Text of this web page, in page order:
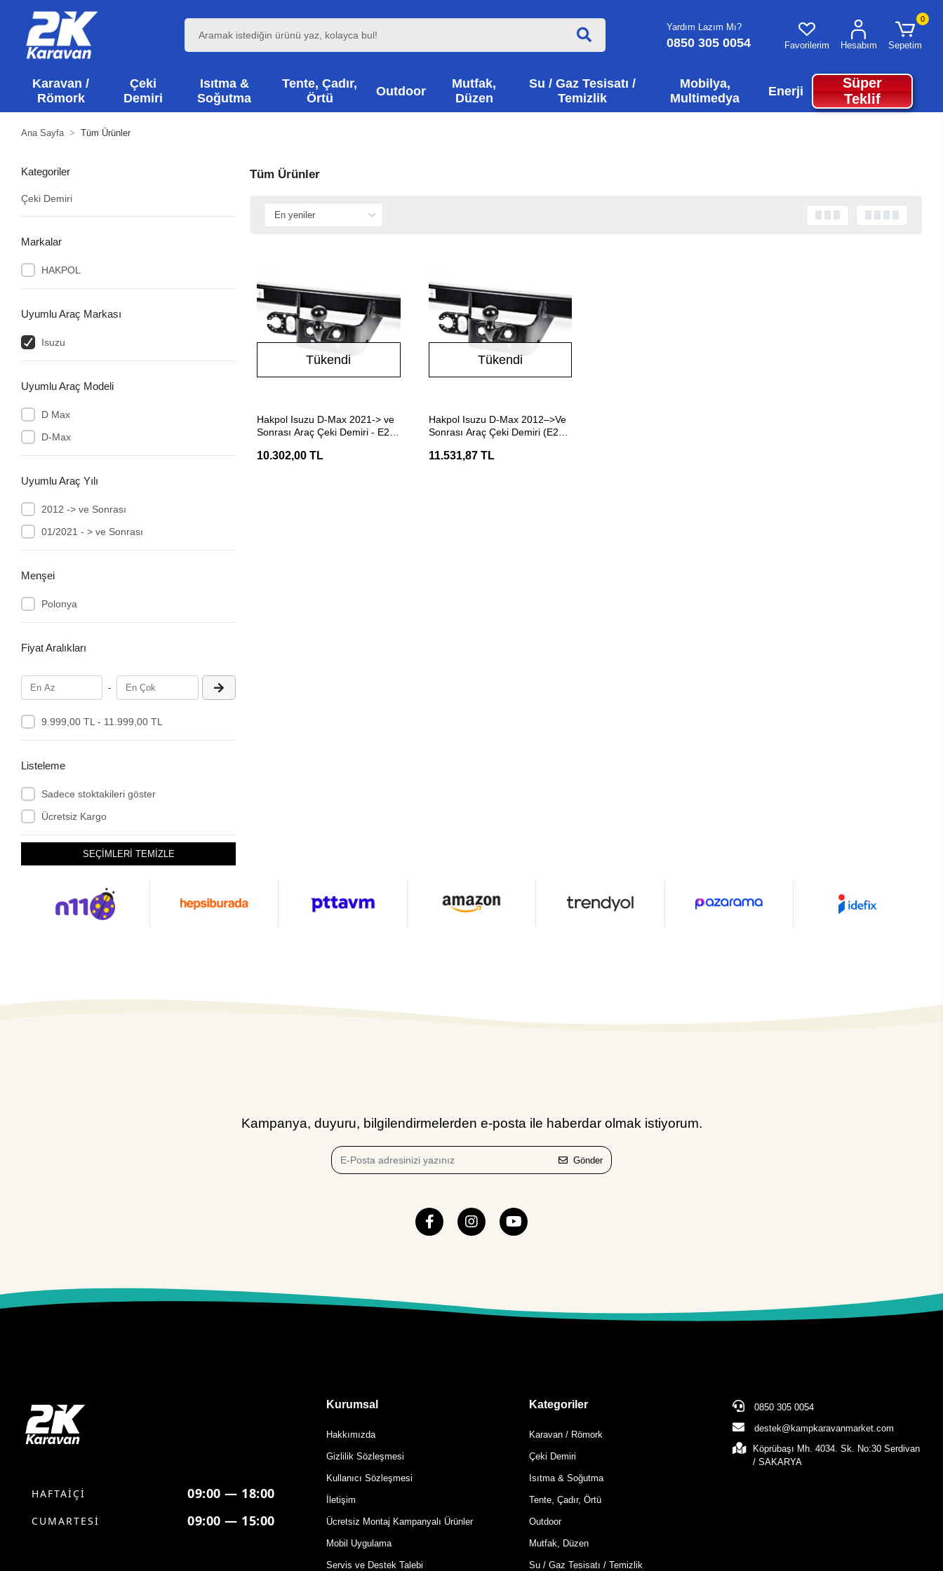
Yardım Lazım Mı?
0850 305 0054 Favorilerim Hesabım
0
Sepetim
Karavan /
Römork
Çeki
Demiri
Isıtma &
Soğutma
Tente, Çadır,
Örtü
Outdoor
Mutfak,
Düzen
Su / Gaz Tesisatı /
Temizlik
Mobilya,
Multimedya
Enerji
Süper
Teklif
Ana Sayfa Tüm Ürünler
Kategoriler
Çeki Demiri
Markalar
HAKPOL
Uyumlu Araç Markası
Isuzu
Uyumlu Araç Modeli
D Max
D-Max
Uyumlu Araç Yılı
2012 -> ve Sonrası
01/2021 - > ve Sonrası
Menşei
Polonya
Fiyat Aralıkları
-
9.999,00 TL - 11.999,00 TL
Listeleme
Sadece stoktakileri göster
Ücretsiz Kargo
SEÇİMLERİ TEMİZLE
Tüm Ürünler
Tükendi
Hakpol Isuzu D-Max 2021-> ve
Sonrası Araç Çeki Demiri - E20
10.302,00 TL
Tükendi
Hakpol Isuzu D-Max 2012–>Ve
Sonrası Araç Çeki Demiri (E20
11.531,87 TL
Kampanya, duyuru, bilgilendirmelerden e-posta ile haberdar olmak istiyorum.
Gönder
HAFTAİÇİ 09:00 — 18:00
CUMARTESİ 09:00 — 15:00
Kurumsal
Hakkımızda
Gizlilik Sözleşmesi
Kullanıcı Sözleşmesi
İletişim
Ücretsiz Montaj Kampanyalı Ürünler
Mobil Uygulama
Servis ve Destek Talebi
Kategoriler
Karavan / Römork
Çeki Demiri
Isıtma & Soğutma
Tente, Çadır, Örtü
Outdoor
Mutfak, Düzen
Su / Gaz Tesisatı / Temizlik
0850 305 0054
destek@kampkaravanmarket.com
Köprübaşı Mh. 4034. Sk. No:30 Serdivan
/ SAKARYA